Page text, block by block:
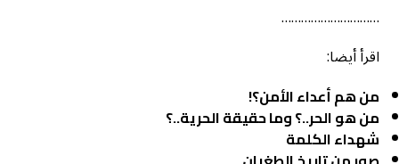
…………………………
اقرأ أيضا:
من هم أعداء الأمن؟!
من هو الحر..؟ وما حقيقة الحرية..؟
شهداء الكلمة